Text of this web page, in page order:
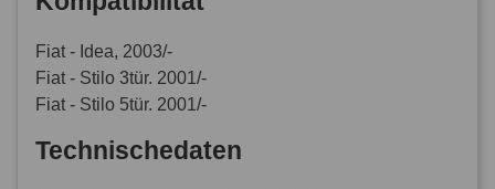
Fiat - Idea, 2003/-
Fiat - Stilo 3tür. 2001/-
Fiat - Stilo 5tür. 2001/-
Technischedaten